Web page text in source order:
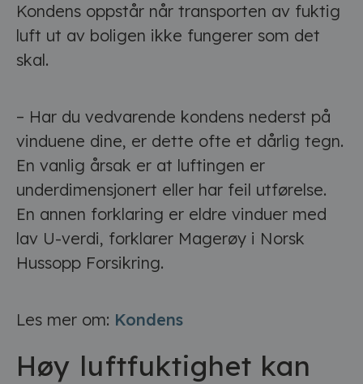
Kondens oppstår når transporten av fuktig
luft ut av boligen ikke fungerer som det
skal.
– Har du vedvarende kondens nederst på
vinduene dine, er dette ofte et dårlig tegn.
En vanlig årsak er at luftingen er
underdimensjonert eller har feil utførelse.
En annen forklaring er eldre vinduer med
lav U-verdi, forklarer Magerøy i Norsk
Hussopp Forsikring.
Les mer om: Kondens
Høy luftfuktighet kan